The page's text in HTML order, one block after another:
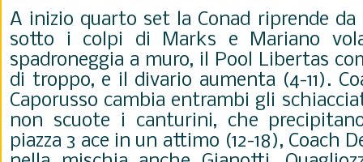
A inizio quarto set la Conad riprende da
sotto i colpi di Marks e Mariano
spadroneggia a muro, il Pool Libertas
di troppo, e il divario aumenta (4-11).
Caporusso cambia entrambi gli
non scuote i canturini, che
piazza 3 ace in un attimo (12-18), Coach